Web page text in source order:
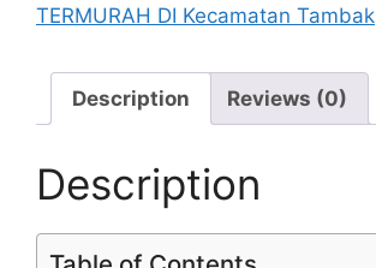
TERMURAH DI Kecamatan Tambak
Description Reviews (0)
Description